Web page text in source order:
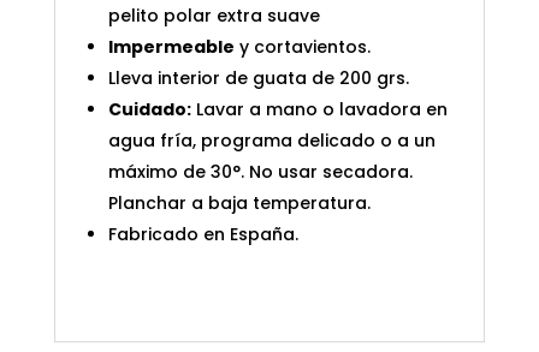
pelito polar extra suave
Impermeable y cortavientos.
Lleva interior de guata de 200 grs.
Cuidado:Lavar a mano o lavadora en
agua fría, programa delicado o a un
máximo de 30°. No usar secadora.
Planchar a baja temperatura.
Fabricado en España.